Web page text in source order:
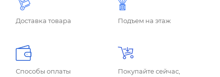
Доставка товара Подъем на этаж
Способы оплаты
Покупайте сейчас,